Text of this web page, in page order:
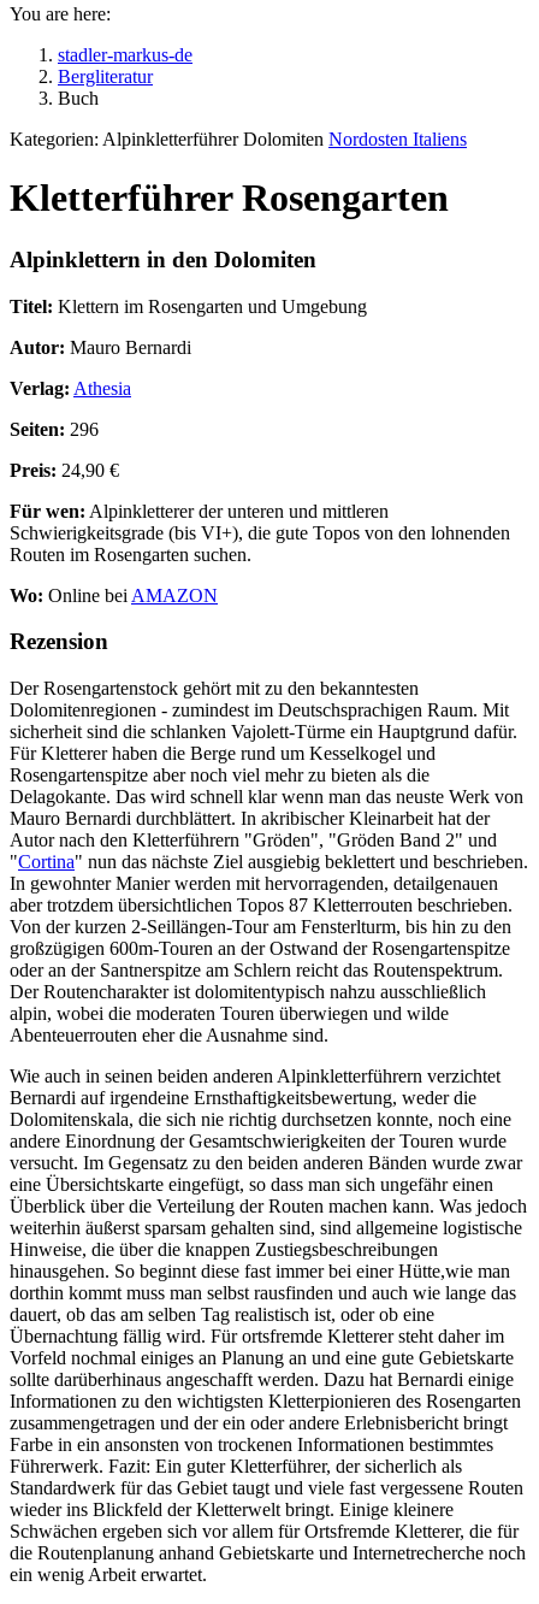
You are here:
stadler-markus-de
Bergliteratur
Buch
Kategorien: Alpinkletterführer Dolomiten Nordosten Italiens
Kletterführer Rosengarten
Alpinklettern in den Dolomiten
Titel: Klettern im Rosengarten und Umgebung
Autor: Mauro Bernardi
Verlag: Athesia
Seiten: 296
Preis: 24,90 €
Für wen: Alpinkletterer der unteren und mittleren
Schwierigkeitsgrade (bis VI+), die gute Topos von den lohnenden
Routen im Rosengarten suchen.
Wo: Online bei AMAZON
Rezension
Der Rosengartenstock gehört mit zu den bekanntesten
Dolomitenregionen - zumindest im Deutschsprachigen Raum. Mit
sicherheit sind die schlanken Vajolett-Türme ein Hauptgrund dafür.
Für Kletterer haben die Berge rund um Kesselkogel und
Rosengartenspitze aber noch viel mehr zu bieten als die
Delagokante. Das wird schnell klar wenn man das neuste Werk von
Mauro Bernardi durchblättert. In akribischer Kleinarbeit hat der
Autor nach den Kletterführern "Gröden", "Gröden Band 2" und
"Cortina" nun das nächste Ziel ausgiebig beklettert und beschrieben.
In gewohnter Manier werden mit hervorragenden, detailgenauen
aber trotzdem übersichtlichen Topos 87 Kletterrouten beschrieben.
Von der kurzen 2-Seillängen-Tour am Fensterlturm, bis hin zu den
großzügigen 600m-Touren an der Ostwand der Rosengartenspitze
oder an der Santnerspitze am Schlern reicht das Routenspektrum.
Der Routencharakter ist dolomitentypisch nahzu ausschließlich
alpin, wobei die moderaten Touren überwiegen und wilde
Abenteuerrouten eher die Ausnahme sind.
Wie auch in seinen beiden anderen Alpinkletterführern verzichtet
Bernardi auf irgendeine Ernsthaftigkeitsbewertung, weder die
Dolomitenskala, die sich nie richtig durchsetzen konnte, noch eine
andere Einordnung der Gesamtschwierigkeiten der Touren wurde
versucht. Im Gegensatz zu den beiden anderen Bänden wurde zwar
eine Übersichtskarte eingefügt, so dass man sich ungefähr einen
Überblick über die Verteilung der Routen machen kann. Was jedoch
weiterhin äußerst sparsam gehalten sind, sind allgemeine logistische
Hinweise, die über die knappen Zustiegsbeschreibungen
hinausgehen. So beginnt diese fast immer bei einer Hütte,wie man
dorthin kommt muss man selbst rausfinden und auch wie lange das
dauert, ob das am selben Tag realistisch ist, oder ob eine
Übernachtung fällig wird. Für ortsfremde Kletterer steht daher im
Vorfeld nochmal einiges an Planung an und eine gute Gebietskarte
sollte darüberhinaus angeschafft werden. Dazu hat Bernardi einige
Informationen zu den wichtigsten Kletterpionieren des Rosengarten
zusammengetragen und der ein oder andere Erlebnisbericht bringt
Farbe in ein ansonsten von trockenen Informationen bestimmtes
Führerwerk. Fazit: Ein guter Kletterführer, der sicherlich als
Standardwerk für das Gebiet taugt und viele fast vergessene Routen
wieder ins Blickfeld der Kletterwelt bringt. Einige kleinere
Schwächen ergeben sich vor allem für Ortsfremde Kletterer, die für
die Routenplanung anhand Gebietskarte und Internetrecherche noch
ein wenig Arbeit erwartet.